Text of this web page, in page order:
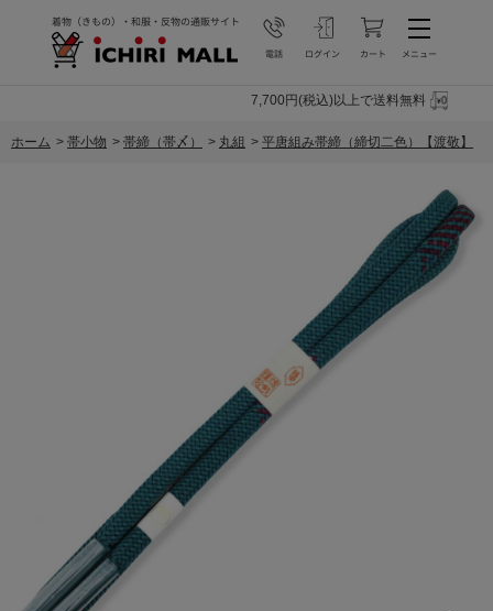
7,700円(税込)以上で送料無料
ホーム > 帯小物 > 帯締（帯〆） > 丸組 > 平唐組み帯締（締切二色）【渡敬】